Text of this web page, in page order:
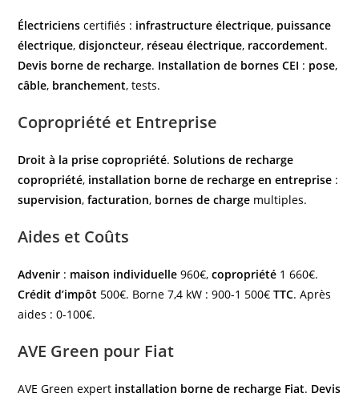
Électriciens certifiés : infrastructure électrique, puissance
électrique,disjoncteur, réseau électrique, raccordement.
Devis borne de recharge. Installation de bornes CEI : pose,
câble, branchement, tests.
Copropriété et Entreprise
Droit à la prise copropriété.Solutions de recharge
copropriété, installation borne de recharge en entreprise :
supervision,facturation, bornes de charge multiples.
Aides et Coûts
Advenir : maison individuelle 960€,copropriété 1 660€.
Crédit d’impôt 500€. Borne 7,4 kW : 900-1 500€TTC. Après
aides : 0-100€.
AVE Green pour Fiat
AVE Green expert installation borne de recharge Fiat. Devis